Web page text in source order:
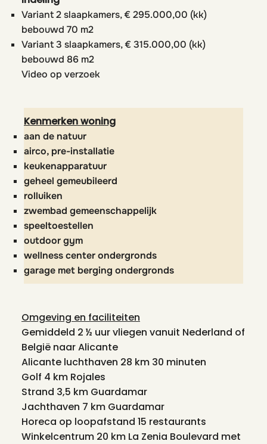
Variant 2 slaapkamers, € 295.000,00 (kk)
bebouwd 70 m2
Variant 3 slaapkamers, € 315.000,00 (kk)
bebouwd 86 m2
Video op verzoek
Kenmerken woning
aan de natuur
airco, pre-installatie
keukenapparatuur
geheel gemeubileerd
rolluiken
zwembad gemeenschappelijk
speeltoestellen
outdoor gym
wellness center ondergronds
garage met berging ondergronds
Omgeving en faciliteiten
Gemiddeld 2 ½ uur vliegen vanuit Nederland of
België naar Alicante
Alicante luchthaven 28 km 30 minuten
Golf 4 km Rojales
Strand 3,5 km Guardamar
Jachthaven 7 km Guardamar
Horeca op loopafstand 15 restaurants
Winkelcentrum 20 km La Zenia Boulevard met